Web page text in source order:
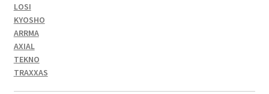
LOSI
KYOSHO
ARRMA
AXIAL
TEKNO
TRAXXAS